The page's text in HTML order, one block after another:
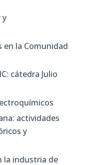
y
en la Comunidad
cátedra Julio
actividades
y
la industria de